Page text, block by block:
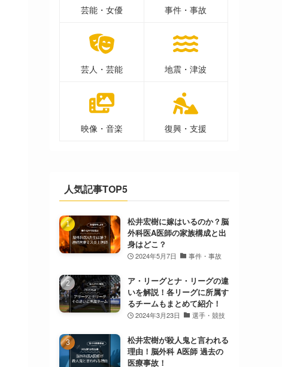
芸能・女優 事件・事故
芸人・芸能 地震・津波
映像・音楽 復興・支援
人気記事TOP5
松井宏樹に嫁はいるのか？脳
外科医A医師の家族構成と出
身はどこ？
2024年5月7日 事件・事故
ア・リーグとナ・リーグの違
いを解説！各リーグに所属す
るチームもまとめて紹介！
2024年3月23日 選手・競技
松井宏樹が殺人鬼と言われる
理由！脳外科 A医師 過去の
医療事故！